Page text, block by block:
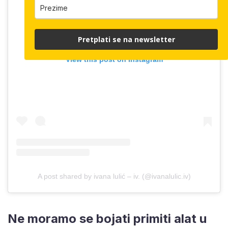
View this post on Instagram
A post shared by ivana lulić – iv. (@ivanalulic.iv)
Ne moramo se bojati primiti alat u
Pretplati se na newsletter